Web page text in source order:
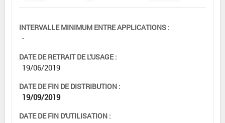
INTERVALLE MINIMUM ENTRE APPLICATIONS :
-
DATE DE RETRAIT DE L'USAGE :
19/06/2019
DATE DE FIN DE DISTRIBUTION :
19/09/2019
DATE DE FIN D'UTILISATION :